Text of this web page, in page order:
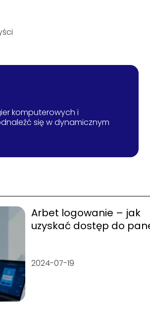
komputerowych i
się w dynamicznym
Arbet logowanie – jak
uzyskać dostęp do
2024-07-19